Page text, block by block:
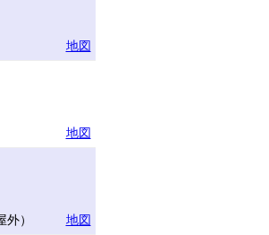
地図
地図
）
地図